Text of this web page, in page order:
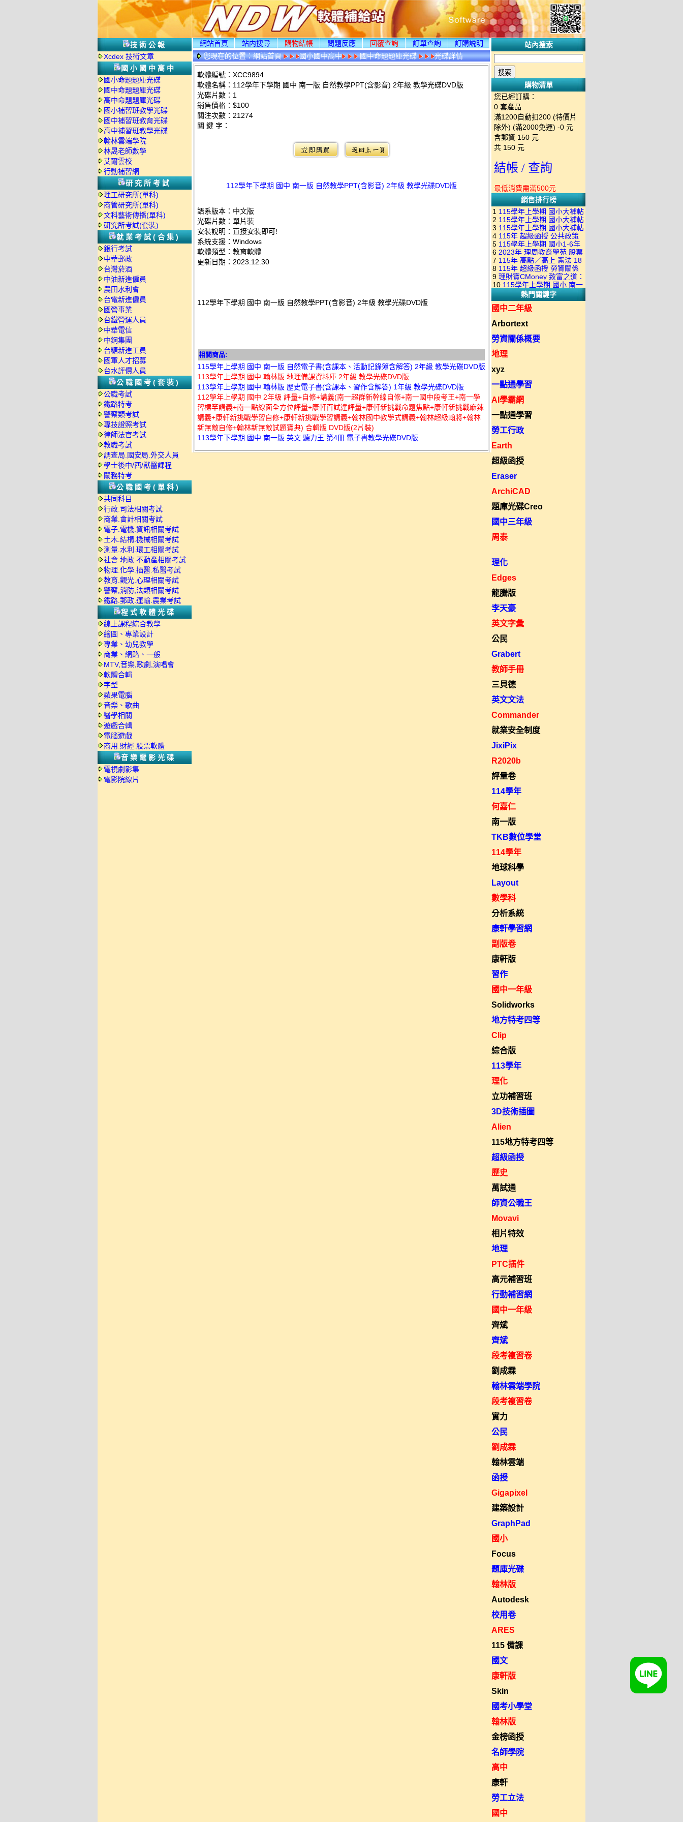
技術公報
Xcdex 技術文章
國小國中高中
國小命題題庫光碟
國中命題題庫光碟
高中命題題庫光碟
國小補習班教學光碟
國中補習班教育光碟
高中補習班教學光碟
翰林雲端學院
林晟老師數學
艾爾雲校
行動補習網
研究所考試
理工研究所(單科)
商管研究所(單科)
文科藝術傳播(單科)
研究所考試(套裝)
就業考試(合集)
銀行考試
中華郵政
台灣菸酒
中油新進僱員
農田水利會
台電新進僱員
國營事業
台鐵營運人員
中華電信
中鋼集團
台糖新進工員
國軍人才招募
台水評價人員
公職國考(套裝)
公職考試
鐵路特考
警察類考試
專技證照考試
律師法官考試
教職考試
調查局.國安局.外交人員
學士後中/西/獸醫課程
關務特考
公職國考(單科)
共同科目
行政.司法相關考試
商業.會計相關考試
電子.電機.資訊相關考試
土木.結構.機械相關考試
測量.水利.環工相關考試
社會.地政.不動產相關考試
物理.化學.插醫.私醫考試
教育.觀光.心理相關考試
警察,消防,法類相關考試
鐵路.郵政.運輸.農業考試
程式軟體光碟
線上課程綜合教學
繪圖、專業設計
專業、幼兒教學
商業、網路、一般
MTV,音樂,歌劇,演唱會
軟體合輯
字型
蘋果電腦
音樂、歌曲
醫學相關
遊戲合輯
電腦遊戲
商用.財經.股票軟體
音樂電影光碟
電視劇影集
電影院線片
網站首頁 站内搜尋 購物結帳 問題反應 回覆查詢 訂單查詢
訂購説明
您現在的位置：網站首頁 國小國中高中 國中命題題庫光碟 光碟詳情
軟體編號：XCC9894
軟體名稱：112學年下學期 國中 南一版 自然教學PPT(含影音) 2年級 教學光碟DVD版
光碟片數：1
銷售價格：$100
關注次數： 21274
關 鍵 字：
112學年下學期 國中 南一版 自然教學PPT(含影音) 2年級 教學光碟DVD版
語系版本：中文版
光碟片數：單片裝
安裝說明：直接安裝即可!
系統支援：Windows
軟體類型：教育軟體
更新日期：2023.12.30
112學年下學期 國中 南一版 自然教學PPT(含影音) 2年級 教學光碟DVD版
相關商品:
115學年上學期 國中 南一版 自然電子書(含課本、活動記錄簿含解答) 2年級 教學光碟DVD版
113學年上學期 國中 翰林版 地理備課資料庫 2年級 教學光碟DVD版
113學年上學期 國中 翰林版 歷史電子書(含課本、習作含解答) 1年級 教學光碟DVD版
112學年上學期 國中 2年級 評量+自修+講義(南一超群新幹線自修+南一國中段考王+南一學
習標竿講義+南一點線面全方位評量+康軒百試達評量+康軒新挑戰命題焦點+康軒新挑戰麻辣
講義+康軒新挑戰學習自修+康軒新挑戰學習講義+翰林國中教學式講義+翰林超級翰將+翰林
新無敵自修+翰林新無敵試題寶典) 合輯版 DVD版(2片裝)
113學年下學期 國中 南一版 英文 聽力王 第4冊 電子書教學光碟DVD版
站內搜索
購物清單
您已經訂購：
0 套產品
滿1200自動扣200 (特價片
除外) (滿2000免運) -0 元
含郵資 150 元
共 150 元
結帳 / 查詢
最低消費需滿500元
銷售排行榜
1 115學年上學期 國小大補帖
南一版 國語+數學+社會+生活
+自然 1-6年級 教學光碟DVD
版(3DVD)
2 115學年上學期 國小大補帖
康軒版 國語+數學+社會+生活
+自然 1-6年級 教學光碟DVD
版(3DVD)
3 115學年上學期 國小大補帖
翰林版 國語+數學+社會+生活
+自然 1-6年級 教學光碟DVD
版(3DVD)
4 115年 超級函授 公共政策
22堂課+總複習 張楚老師 含
PDF講義 函授DVD(9DVD)
5 115學年上學期 國小1-6年
級 習作解答(含康軒.南一.翰林
全版本.全科目)合輯版 DVD版
6 2023年 理周教育學苑 股票
當沖煉金術 主講：朱家泓 國
語發音 DVD版
7 115年 高點／高上 憲法 18
堂課 宗台大老師 含PDF講義
函授DVD(8DVD)【適用於律
師司法考試】
8 115年 超級函授 勞資關係
概要 11堂課+總複習 陸川老
師 含PDF講義 函授
DVD(5DVD)
9 理財寶CMoney 致富之道：
上班族飆股攻略班 主講：朱
家泓+林穎 國語發音 DVD版
10 115學年上學期 國小 南一
版 教師手冊(全年級、全領域)
教學光碟DVD版
熱門關鍵字
國中二年級
Arbortext
勞資關係概要
地理
xyz
一點通學習
AI學霸網
一點通學習
勞工行政
Earth
超級函授
Eraser
ArchiCAD
題庫光碟Creo
國中三年級
周泰
理化
Edges
龍騰版
李天豪
英文字彙
公民
Grabert
教師手冊
三貝德
英文文法
Commander
就業安全制度
JixiPix
R2020b
評量卷
114學年
何嘉仁
南一版
TKB數位學堂
114學年
地球科學
Layout
數學科
分析系統
康軒學習網
副版卷
康軒版
習作
國中一年級
Solidworks
地方特考四等
Clip
綜合版
113學年
理化
立功補習班
3D技術插圖
Alien
115地方特考四等
超級函授
歷史
萬試通
師資公職王
Movavi
相片特效
地理
PTC插件
高元補習班
行動補習網
國中一年級
齊斌
齊斌
段考複習卷
劉成霖
翰林雲端學院
段考複習卷
實力
公民
劉成霖
翰林雲端
函授
Gigapixel
建築設計
GraphPad
國小
Focus
題庫光碟
翰林版
Autodesk
校用卷
ARES
115 備課
國文
康軒版
Skin
國考小學堂
翰林版
金榜函授
名師學院
高中
康軒
勞工立法
國中